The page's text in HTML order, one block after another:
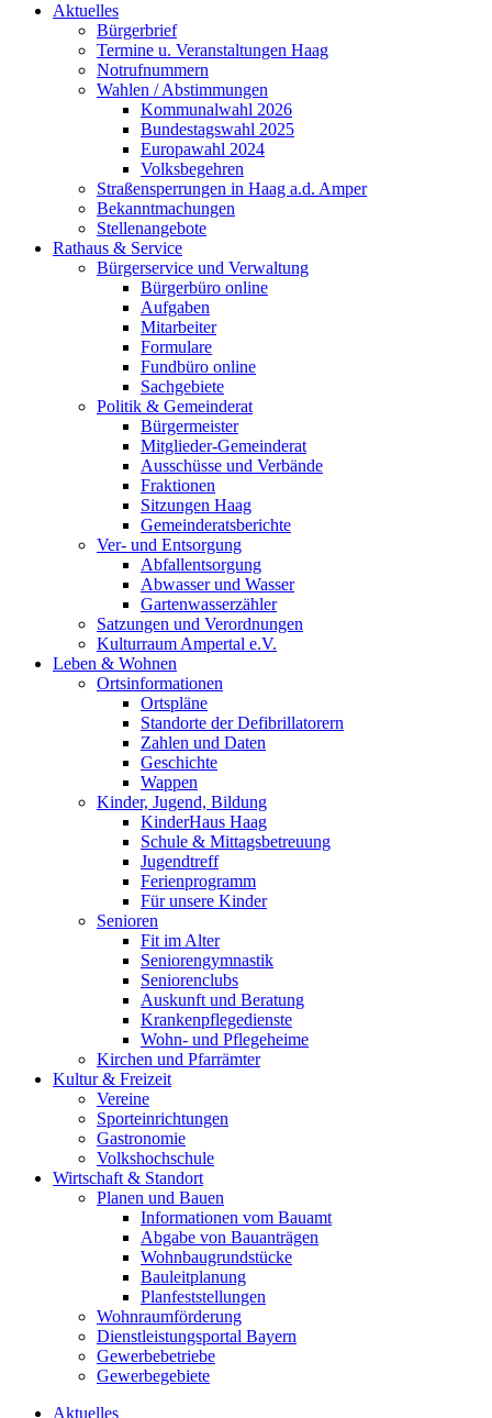
Aktuelles
Bürgerbrief
Termine u. Veranstaltungen Haag
Notrufnummern
Wahlen / Abstimmungen
Kommunalwahl 2026
Bundestagswahl 2025
Europawahl 2024
Volksbegehren
Straßensperrungen in Haag a.d. Amper
Bekanntmachungen
Stellenangebote
Rathaus & Service
Bürgerservice und Verwaltung
Bürgerbüro online
Aufgaben
Mitarbeiter
Formulare
Fundbüro online
Sachgebiete
Politik & Gemeinderat
Bürgermeister
Mitglieder-Gemeinderat
Ausschüsse und Verbände
Fraktionen
Sitzungen Haag
Gemeinderatsberichte
Ver- und Entsorgung
Abfallentsorgung
Abwasser und Wasser
Gartenwasserzähler
Satzungen und Verordnungen
Kulturraum Ampertal e.V.
Leben & Wohnen
Ortsinformationen
Ortspläne
Standorte der Defibrillatorern
Zahlen und Daten
Geschichte
Wappen
Kinder, Jugend, Bildung
KinderHaus Haag
Schule & Mittagsbetreuung
Jugendtreff
Ferienprogramm
Für unsere Kinder
Senioren
Fit im Alter
Seniorengymnastik
Seniorenclubs
Auskunft und Beratung
Krankenpflegedienste
Wohn- und Pflegeheime
Kirchen und Pfarrämter
Kultur & Freizeit
Vereine
Sporteinrichtungen
Gastronomie
Volkshochschule
Wirtschaft & Standort
Planen und Bauen
Informationen vom Bauamt
Abgabe von Bauanträgen
Wohnbaugrundstücke
Bauleitplanung
Planfeststellungen
Wohnraumförderung
Dienstleistungsportal Bayern
Gewerbebetriebe
Gewerbegebiete
Aktuelles